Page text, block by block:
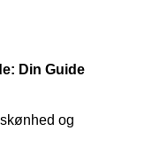
Din Guide
og